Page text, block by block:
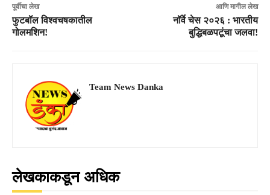
पूर्वीचा लेख
फुटबॉल विश्वचषकातील
गोलमशिन!
आणि मागील लेख
नॉर्वे चेस २०२६ : भारतीय
बुद्धिबळपटूंचा जलवा!
Team News Danka
लेखकाकडून अधिक